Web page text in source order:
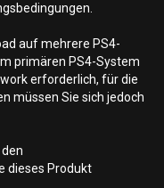
auf mehrere PS4-
primären PS4-System
erforderlich, für die
müssen Sie sich jedoch
dieses Produkt